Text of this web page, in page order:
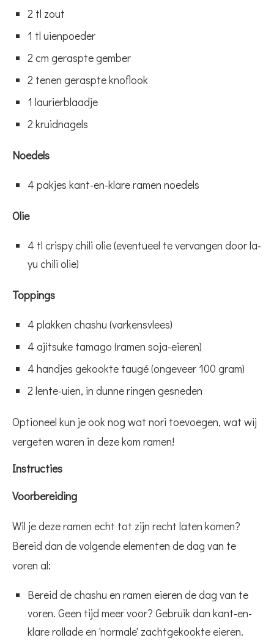
2 tl zout
1 tl uienpoeder
2 cm geraspte gember
2 tenen geraspte knoflook
1 laurierblaadje
2 kruidnagels
Noedels
4 pakjes kant-en-klare ramen noedels
Olie
4 tl crispy chili olie (eventueel te vervangen door la-
yu chili olie)
Toppings
4 plakken chashu (varkensvlees)
4 ajitsuke tamago (ramen soja-eieren)
4 handjes gekookte taugé (ongeveer 100 gram)
2 lente-uien, in dunne ringen gesneden
Optioneel kun je ook nog wat nori toevoegen, wat wij
vergeten waren in deze kom ramen!
Instructies
Voorbereiding
Wil je deze ramen echt tot zijn recht laten komen?
Bereid dan de volgende elementen de dag van te
voren al:
Bereid de chashu en ramen eieren de dag van te
voren. Geen tijd meer voor? Gebruik dan kant-en-
klare rollade en 'normale' zachtgekookte eieren.